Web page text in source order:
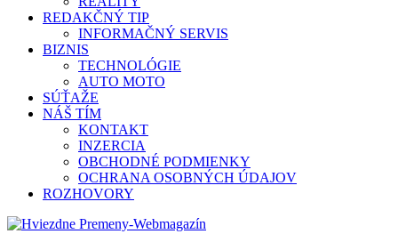
REDAKČNÝ TIP
INFORMAČNÝ SERVIS
BIZNIS
TECHNOLÓGIE
AUTO MOTO
SÚŤAŽE
NÁŠ TÍM
KONTAKT
INZERCIA
OBCHODNÉ PODMIENKY
OCHRANA OSOBNÝCH ÚDAJOV
ROZHOVORY